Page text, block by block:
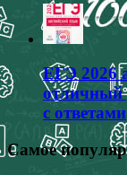
ЕГЭ 2026
отличный
с ответами
Самое